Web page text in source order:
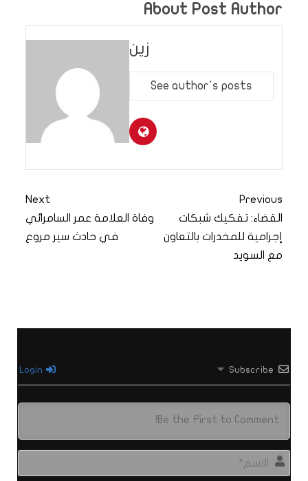
About Post Author
زين
See author's posts
Previous
القضاء: تفكيك شبكات
إجرامية للمخدرات بالتعاون
مع السويد
Next
وفاة العلامة عمر السامرائي
في حادث سير مروع
Subscribe